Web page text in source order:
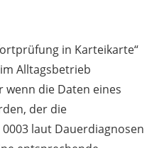
in Karteikarte“
Alltagsbetrieb
die Daten eines
der die
laut Dauerdiagnosen